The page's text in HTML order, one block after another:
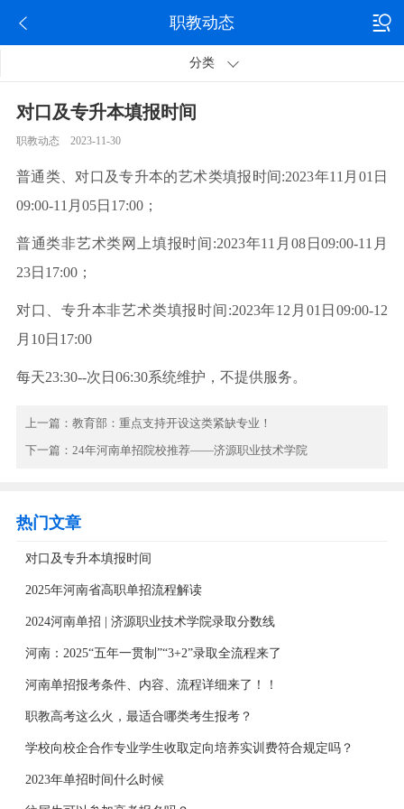
职教动态
分类
对口及专升本填报时间
职教动态 2023-11-30
普通类、对口及专升本的艺术类填报时间:2023年11月01日
09:00-11月05日17:00；
普通类非艺术类网上填报时间:2023年11月08日09:00-11月
23日17:00；
对口、专升本非艺术类填报时间:2023年12月01日09:00-12
月10日17:00
每天23:30--次日06:30系统维护，不提供服务。
上一篇： 教育部：重点支持开设这类紧缺专业！
下一篇： 24年河南单招院校推荐——济源职业技术学院
热门文章
对口及专升本填报时间
2025年河南省高职单招流程解读
2024河南单招 | 济源职业技术学院录取分数线
河南：2025“五年一贯制”“3+2”录取全流程来了
河南单招报考条件、内容、流程详细来了！！
职教高考这么火，最适合哪类考生报考？
学校向校企合作专业学生收取定向培养实训费符合规定吗？
2023年单招时间什么时候